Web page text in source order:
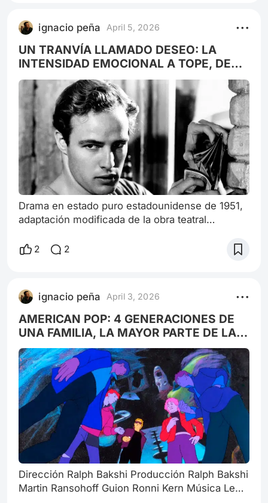
ideológico del “justicialismo”. Este magnífico
autor santiagueño llamado Carlos H Christensen,
de ascendencia judío-danesa, no tenía simpatía
algu
ignacio peña April 5, 2026
UN TRANVÍA LLAMADO DESEO: LA
INTENSIDAD EMOCIONAL A TOPE, DE
UNA DE LAS MEJORES TRAGEDIAS
MODERNAS DE LA HISTORIA.
Drama en estado puro estadounidense de 1951,
adaptación modificada de la obra teatral
célebres de los Estados Unidos: Tennesse
K. Feldman Guion Tennessee Williams Oscar
Saul Basada en Un tranvía llamado Deseo de
Tennessee Williams Música Alex North
Fotografía Harry
2 2
ignacio peña April 3, 2026
AMERICAN POP: 4 GENERACIONES DE
UNA FAMILIA, LA MAYOR PARTE DE LA
HISTORIA MUSICAL ESTADOUNIDENSE.
Dirección Ralph Bakshi Producción Ralph Bakshi
Martin Ransohoff Guion Ronni Kern Música Lee